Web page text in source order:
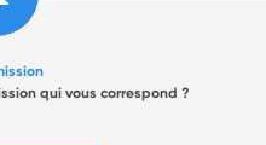
qui vous correspond ?